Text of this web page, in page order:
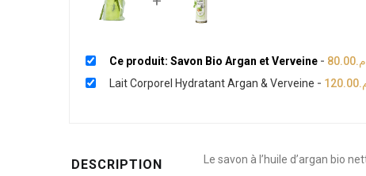
Ce produit: Savon Bio Argan et Verveine - 80.00
Lait Corporel Hydratant Argan & Verveine - 120.00
DESCRIPTION
Le savon à l’huile d’argan bio